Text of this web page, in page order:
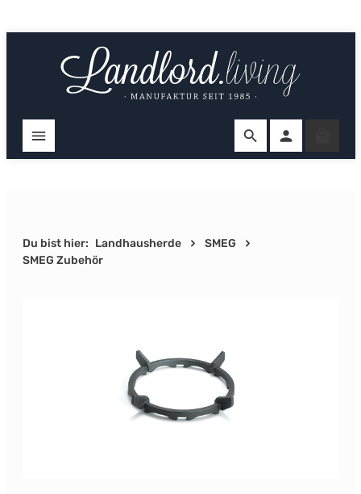
Du bist hier: Landhausherde
SMEG
SMEG Zubehör